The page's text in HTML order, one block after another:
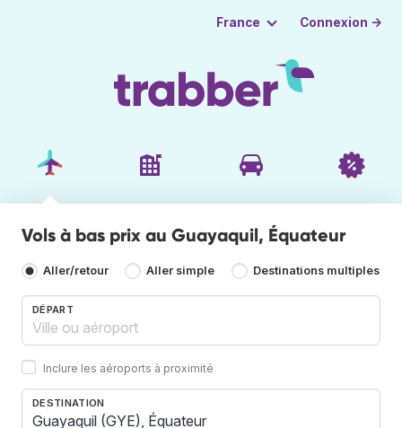
France Connexion →
Vols à bas prix au Guayaquil, Équateur
Aller/retour Aller simple Destinations multiples
DÉPART
Inclure les aéroports à proximité
DESTINATION